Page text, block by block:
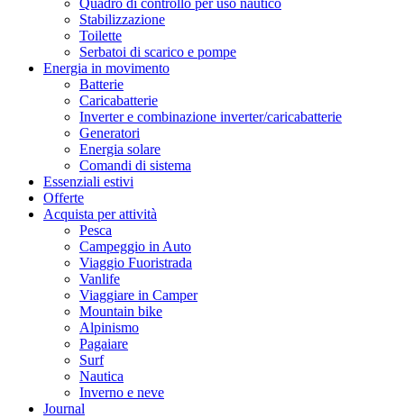
Quadro di controllo per uso nautico
Stabilizzazione
Toilette
Serbatoi di scarico e pompe
Energia in movimento
Batterie
Caricabatterie
Inverter e combinazione inverter/caricabatterie
Generatori
Energia solare
Comandi di sistema
Essenziali estivi
Offerte
Acquista per attività
Pesca
Campeggio in Auto
Viaggio Fuoristrada
Vanlife
Viaggiare in Camper
Mountain bike
Alpinismo
Pagaiare
Surf
Nautica
Inverno e neve
Journal